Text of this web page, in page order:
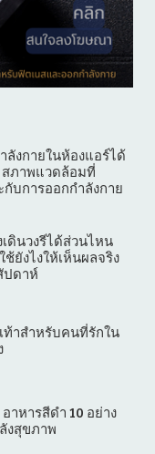
ลังกายในห้องแอร์ได้
สภาพแวดล้อมที่
กับการออกกำลังกาย
เดินวงรีได้ส่วนไหน
ช้ยังไงให้เห็นผลจริง
ปดาห์
ท้าสำหรับคนที่รักใน
าหารสีดำ 10 อย่าง
งสุขภาพ